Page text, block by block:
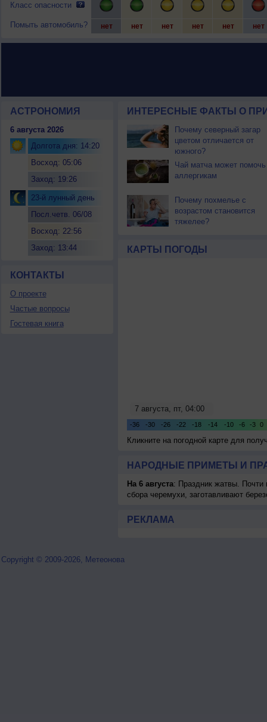
Класс опасности
Помыть автомобиль? нет нет нет нет нет нет
АСТРОНОМИЯ
6 августа 2026
Долгота дня: 14:20
Восход: 05:06
Заход: 19:26
23-й лунный день
Посл.четв. 06/08
Восход: 22:56
Заход: 13:44
КОНТАКТЫ
О проекте
Частые вопросы
Гостевая книга
ИНТЕРЕСНЫЕ ФАКТЫ О
Почему северный загар
цветом отличается от
южного?
Чай матча может помочь
аллергикам
Почему похмелье с
возрастом становится
тяжелее?
КАРТЫ ПОГОДЫ
Кликните на погодной карте для
НАРОДНЫЕ ПРИМЕТЫ И
На 6 августа: Праздник жатвы. Почти
сбора черемухи, заготавливают
РЕКЛАМА
Copyright © 2009-2026, Метеонова